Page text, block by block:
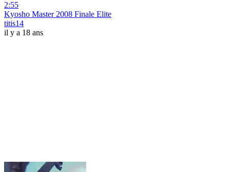
2:55
Kyosho Master 2008 Finale Elite
titis14
il y a 18 ans